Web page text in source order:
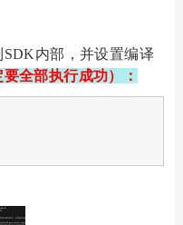
内部，并设置编译
全部执行成功）：